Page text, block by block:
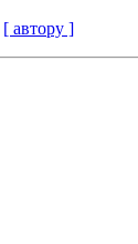
[ автору ]